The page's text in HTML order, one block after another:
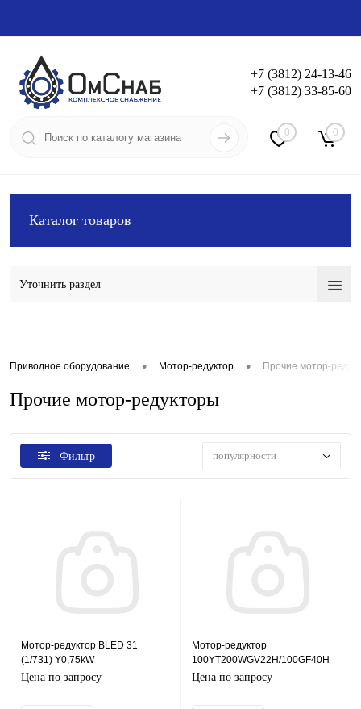
Вход Регистрация
+7 (3812) 24-13-46
+7 (3812) 33-85-60
0 0
Каталог товаров
Уточнить раздел
Приводное оборудование • Мотор-редуктор • Прочие мотор-
Прочие мотор-редукторы
Фильтр популярности
Мотор-редуктор BLED 31
(1/731) Y0,75kW
Цена по запросу
Мотор-редуктор
100YT200WGV22H/100GF40H
Цена по запросу